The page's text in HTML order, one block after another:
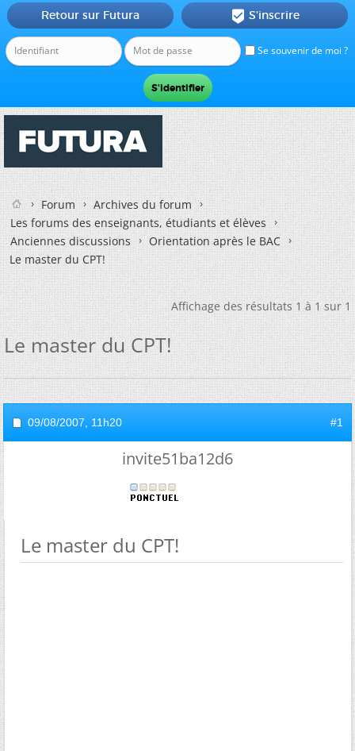
Se souvenir de moi ?
Retour sur Futura  S'inscrire
Forum
Archives du forum
Les forums des enseignants, étudiants et élèves
Anciennes discussions
Orientation après le BAC
Le master du CPT!
Affichage des résultats 1 à 1 sur 1
Le master du CPT!
09/08/2007, 11h20 #1
invite51ba12d6
Le master du CPT!